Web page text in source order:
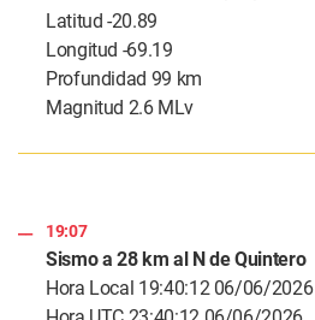
Latitud -20.89
Longitud -69.19
Profundidad 99 km
Magnitud 2.6 MLv
19:07
Sismo a 28 km al N de Quintero
Hora Local 19:40:12 06/06/2026